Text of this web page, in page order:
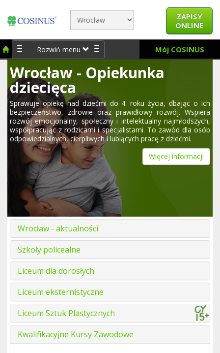
ZAPISY
ONLINE
Rozwiń menu Mój COSINUS
Wrocław - Opiekunka
dziecięca
Sprawuje opiekę nad dziećmi do 4. roku życia, dbając o ich
bezpieczeństwo, zdrowie oraz prawidłowy rozwój. Wspiera
rozwój emocjonalny, społeczny i intelektualny najmłodszych,
współpracując z rodzicami i specjalistami. To zawód dla osób
odpowiedzialnych, cierpliwych i lubiących pracę z dziećmi.
Więcej informacji
Wrocław - aktualności
Szkoły policealne
Liceum dla dorosłych
Liceum eksternistyczne
Liceum Sztuk Plastycznych
Kwalifikacyjne Kursy Zawodowe